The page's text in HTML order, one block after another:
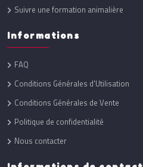
Suivre une formation animalière
Informations
FAQ
Conditions Générales d'Utilisation
Conditions Générales de Vente
Politique de confidentialité
Nous contacter